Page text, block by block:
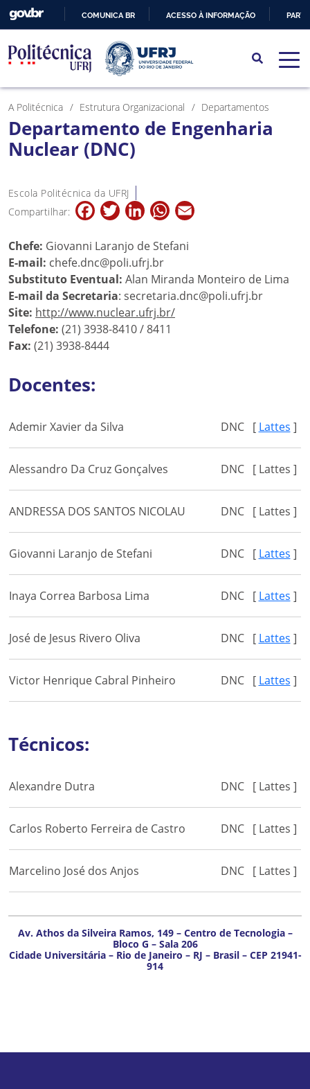
PARA
O
CONTEÚDO
COMUNICA BR ACESSO À INFORMAÇÃO
A Politécnica Estrutura Organizacional Departamentos
Departamento de Engenharia
Nuclear (DNC)
Escola Politécnica da UFRJ
Compartilhar:
FacebookTwitterLinkedInWhatsApp
Chefe: Giovanni Laranjo de Stefani
E-mail: chefe.dnc@poli.ufrj.br
Substituto Eventual: Alan Miranda Monteiro de Lima
E-mail da Secretaria: secretaria.dnc@poli.ufrj.br
Site: http://www.nuclear.ufrj.br/
Telefone: (21) 3938-8410 / 8411
Fax: (21) 3938-8444
Docentes:
Ademir Xavier da Silva DNC [ Lattes ]
Alessandro Da Cruz Gonçalves DNC [ Lattes ]
ANDRESSA DOS SANTOS NICOLAU DNC [ Lattes ]
Giovanni Laranjo de Stefani DNC [ Lattes ]
Inaya Correa Barbosa Lima DNC [ Lattes ]
José de Jesus Rivero Oliva DNC [ Lattes ]
Victor Henrique Cabral Pinheiro DNC [ Lattes ]
Técnicos:
Alexandre Dutra DNC [ Lattes ]
Carlos Roberto Ferreira de Castro DNC [ Lattes ]
Marcelino José dos Anjos DNC [ Lattes ]
Av. Athos da Silveira Ramos, 149 – Centro de Tecnologia –
Bloco G – Sala 206
Cidade Universitária – Rio de Janeiro – RJ – Brasil – CEP 21941-
914